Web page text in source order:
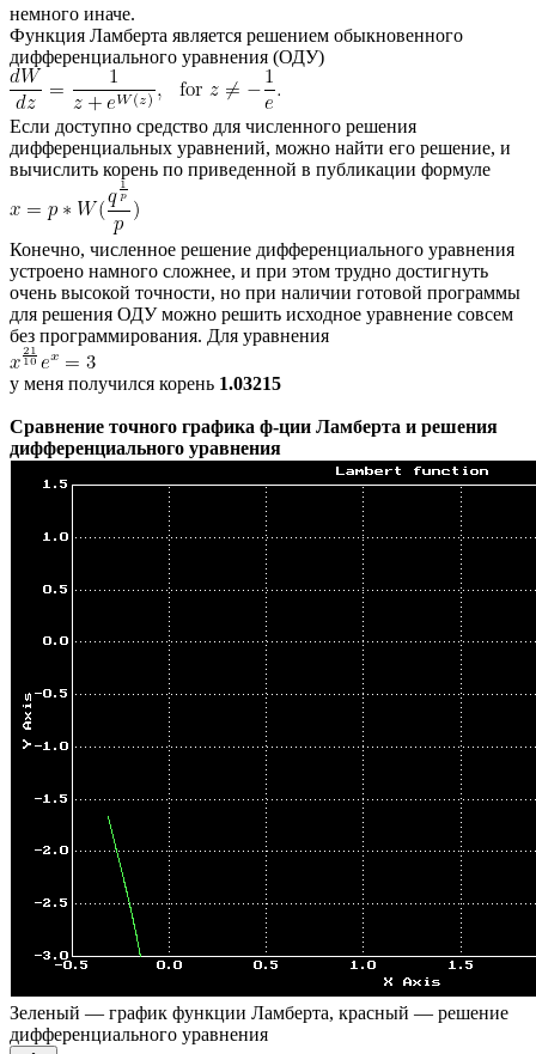
немного иначе.
Функция Ламберта является решением обыкновенного
дифференциального уравнения (ОДУ)
Если доступно средство для численного решения
дифференциальных уравнений, можно найти его решение, и
вычислить корень по приведенной в публикации формуле
Конечно, численное решение дифференциального уравнения
устроено намного сложнее, и при этом трудно достигнуть
очень высокой точности, но при наличии готовой программы
для решения ОДУ можно решить исходное уравнение совсем
без программирования. Для уравнения
у меня получился корень 1.03215
Сравнение точного графика ф-ции Ламберта и решения
дифференциального уравнения
Зеленый — график функции Ламберта, красный — решение
дифференциального уравнения